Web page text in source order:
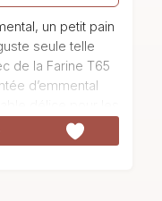
un petit pain
seule telle
de la Farine T65
d’emmental
texture
de notre